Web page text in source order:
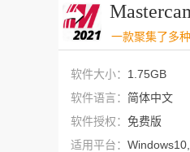
一款聚集了多
软件大小： 1.75GB
软件语言： 简体中文
软件授权： 免费版
适用平台：